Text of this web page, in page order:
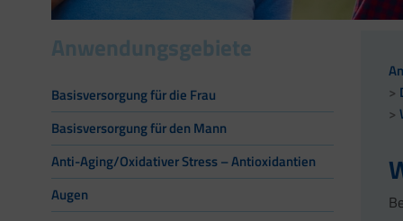
Anwendungsgebiete
Basisversorgung für die Frau
Basisversorgung für den Mann
Anti-Aging/Oxidativer Stress – Antioxidantien
Augen